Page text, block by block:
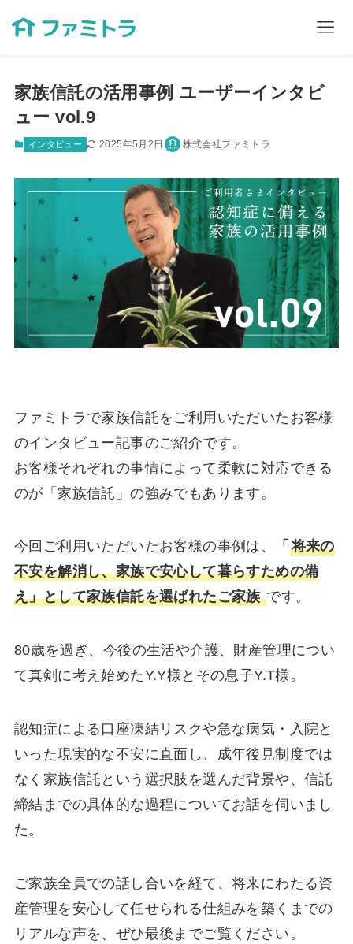
家族信託の活用事例 ユーザーインタビ
ュー vol.9
インタビュー 2025年5月2日 株式会社ファミトラ
ファミトラで家族信託をご利用いただいたお客様
のインタビュー記事のご紹介です。
お客様それぞれの事情によって柔軟に対応できる
のが「家族信託」の強みでもあります。
今回ご利用いただいたお客様の事例は、 「 将来の
不安を解消し、家族で安心して暮らすための備
え」として家族信託を選ばれたご家族 です。
80歳を過ぎ、今後の生活や介護、財産管理につい
て真剣に考え始めたY.Y様とその息子Y.T様。
認知症による口座凍結リスクや急な病気・入院と
いった現実的な不安に直面し、成年後見制度では
なく家族信託という選択肢を選んだ背景や、信託
締結までの具体的な過程についてお話を伺いまし
た。
ご家族全員での話し合いを経て、将来にわたる資
産管理を安心して任せられる仕組みを築くまでの
リアルな声を、ぜひ最後までご覧ください。